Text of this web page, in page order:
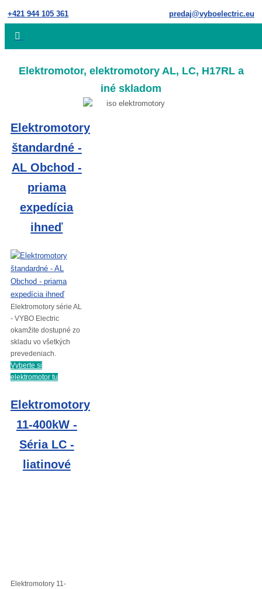
Skip
to
+421 944 105 361 predaj@vyboelectric.eu
Elektromotor, elektromotory AL, LC, H17RL a
iné skladom
Elektromotory
štandardné -
AL Obchod -
priama
expedícia
ihneď
Elektromotory série AL
- VYBO Electric
okamžite dostupné zo
skladu vo všetkých
prevedeniach.
Vyberte si
elektromotor tu
Elektromotory
11-400kW -
Séria LC -
liatinové
Elektromotory 11-